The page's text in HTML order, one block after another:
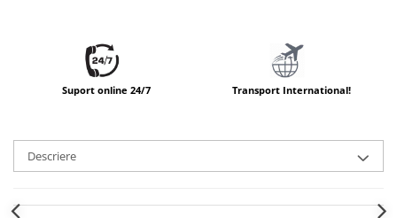
Suport online 24/7 Transport International!
Descriere